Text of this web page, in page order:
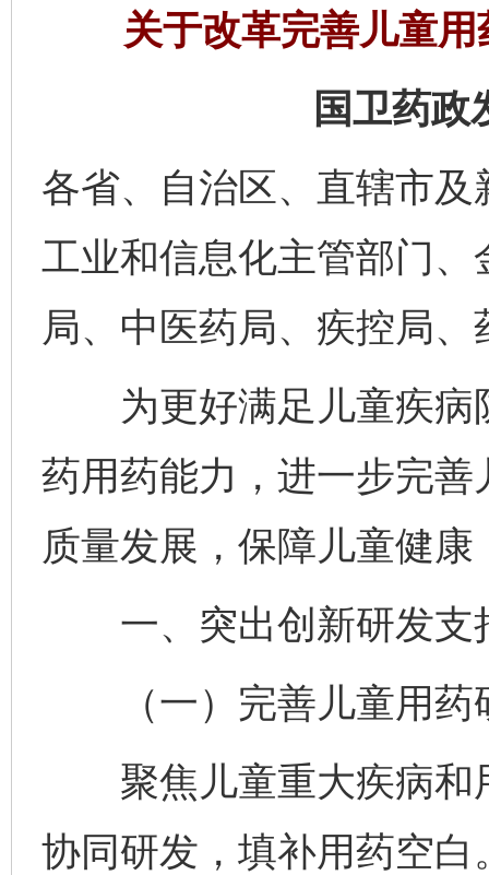
关于改革完善儿童
国卫药政
各省、自治区、直辖市
工业和信息化主管部门
局、中医药局、疾控局、
为更好满足儿童疾病
药用药能力，进一步完
质量发展，保障儿童健
一、突出创新研发支
（一）完善儿童用药
聚焦儿童重大疾病和
协同研发，填补用药空